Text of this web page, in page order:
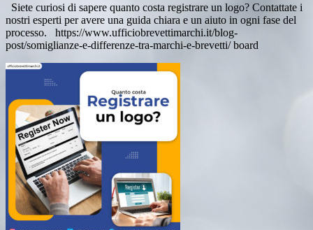
Siete curiosi di sapere quanto costa registrare un logo? Contattate i
nostri esperti per avere una guida chiara e un aiuto in ogni fase del
processo. https://www.ufficiobrevettimarchi.it/blog-
post/somiglianze-e-differenze-tra-marchi-e-brevetti/ board